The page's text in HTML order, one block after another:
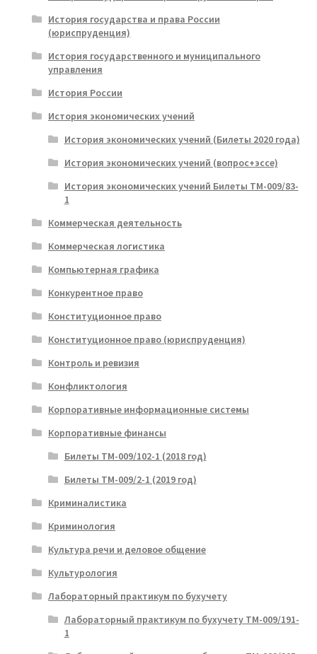
История государства и права России
(юриспруденция)
История государственного и муниципального
управления
История России
История экономических учений
История экономических учений (Билеты 2020 года)
История экономических учений (вопрос+эссе)
История экономических учений Билеты ТМ-009/83-
1
Коммерческая деятельность
Коммерческая логистика
Компьютерная графика
Конкурентное право
Конституционное право
Конституционное право (юриспруденция)
Контроль и ревизия
Конфликтология
Корпоративные информационные системы
Корпоративные финансы
Билеты ТМ-009/102-1 (2018 год)
Билеты ТМ-009/2-1 (2019 год)
Криминалистика
Криминология
Культура речи и деловое общение
Культурология
Лабораторный практикум по бухучету
Лабораторный практикум по бухучету ТМ-009/191-
1